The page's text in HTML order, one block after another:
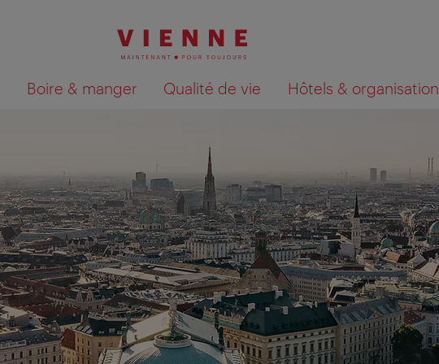
Boire & manger Qualité de vie Hôtels & organisation